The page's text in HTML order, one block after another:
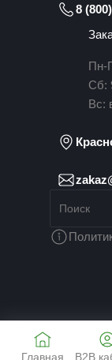
8
Пн-
Сб:
Вс:
Главная B2B